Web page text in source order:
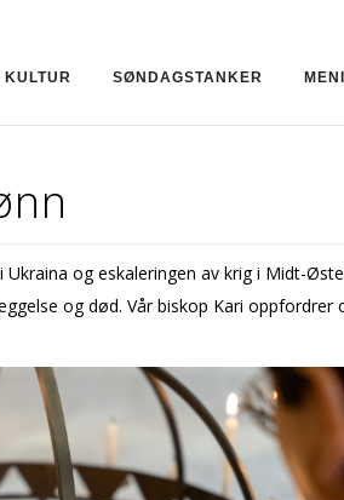
KULTUR SØNDAGSTANKER
og eskaleringen av krig i Midt-
og død. Vår biskop Kari oppfordrer